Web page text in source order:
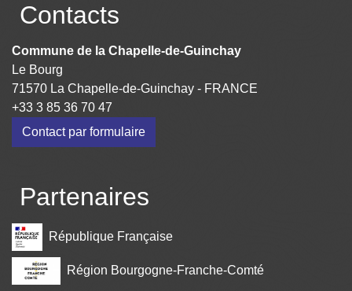
Contacts
Commune de la Chapelle-de-Guinchay
Le Bourg
71570 La Chapelle-de-Guinchay - FRANCE
+33 3 85 36 70 47
Contact par formulaire
Partenaires
République Française
Région Bourgogne-Franche-Comté